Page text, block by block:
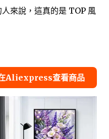
來說，這真的是 TOP 風
Aliexpress查看商品